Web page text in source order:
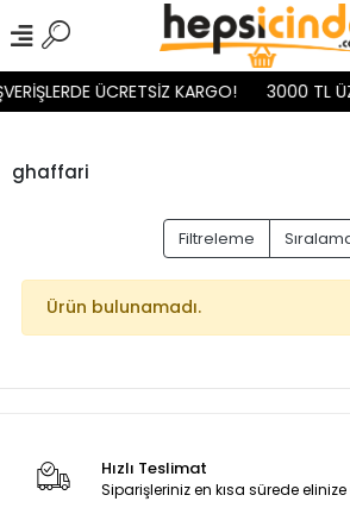
ÜCRETSİZ KARGO! 3000 TL
ghaffari
Filtreleme
Ürün bulunamadı.
Hızlı Teslimat
Siparişleriniz en kısa sürede elinize